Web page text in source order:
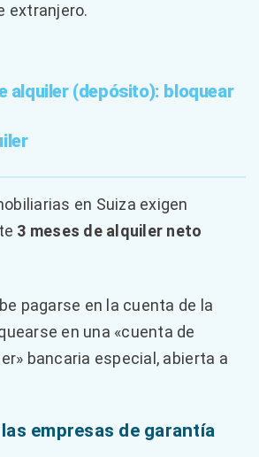
extranjero.
alquiler (depósito): bloquear
en Suiza exigen
3 meses de alquiler neto
pagarse en la cuenta de la
en una «cuenta de
bancaria especial, abierta a
empresas de garantía